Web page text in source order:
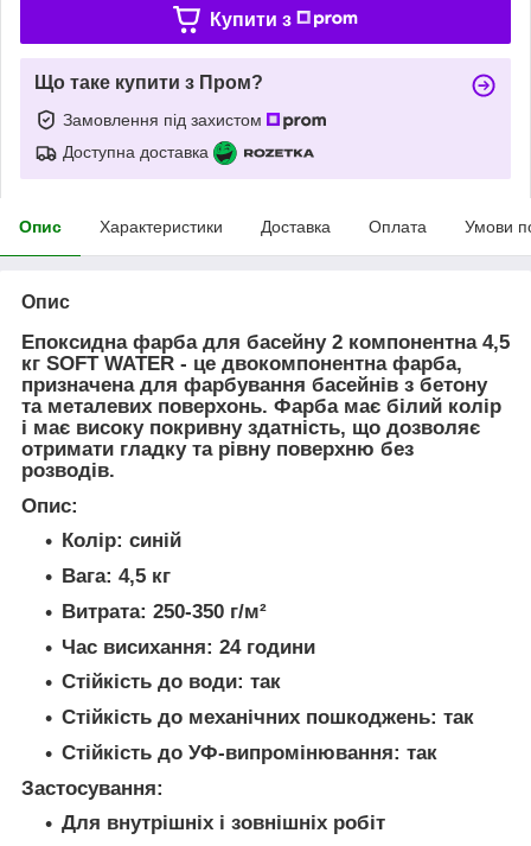
Купити з
Що таке купити з Пром?
Замовлення під захистом
Доступна доставка
Опис Характеристики Доставка Оплата Умови
Опис
Епоксидна фарба для басейну 2 компонентна 4,5
кг SOFT WATER - це двокомпонентна фарба,
призначена для фарбування басейнів з бетону
та металевих поверхонь. Фарба має білий колір
і має високу покривну здатність, що дозволяє
отримати гладку та рівну поверхню без
розводів.
Опис:
Колір: синій
Вага: 4,5 кг
Витрата: 250-350 г/м²
Час висихання: 24 години
Стійкість до води: так
Стійкість до механічних пошкоджень: так
Стійкість до УФ-випромінювання: так
Застосування:
Для внутрішніх і зовнішніх робіт